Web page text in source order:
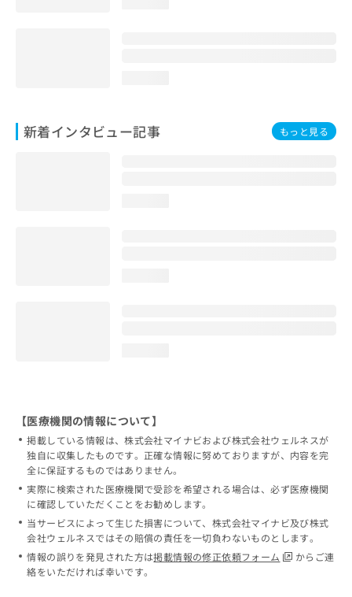
新着インタビュー記事 もっと見る
【医療機関の情報について】
掲載している情報は、株式会社マイナビおよび株式会社ウェルネスが
独自に収集したものです。正確な情報に努めておりますが、内容を完
全に保証するものではありません。
実際に検索された医療機関で受診を希望される場合は、必ず医療機関
に確認していただくことをお勧めします。
当サービスによって生じた損害について、株式会社マイナビ及び株式
会社ウェルネスではその賠償の責任を一切負わないものとします。
情報の誤りを発見された方は掲載情報の修正依頼フォーム
からご連
絡をいただければ幸いです。